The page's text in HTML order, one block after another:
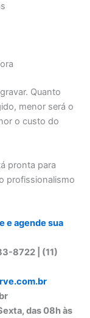
Quanto
menor será o
o custo do
pronta para
profissionalismo
e agende sua
8722 | (11)
das 08h às